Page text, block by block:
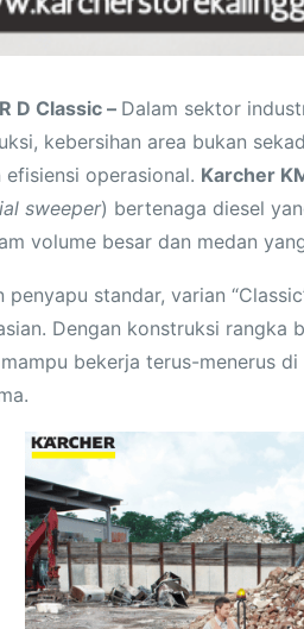
D Classic – Dalam sektor
kebersihan area bukan
operasional. Karcher
sweeper) bertenaga diesel
volume besar dan medan
penyapu standar, varian
Dengan konstruksi
bekerja terus-menerus